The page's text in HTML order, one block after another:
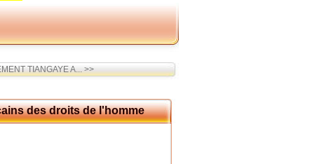
TIANGAYE A... >>
des droits de l'homme